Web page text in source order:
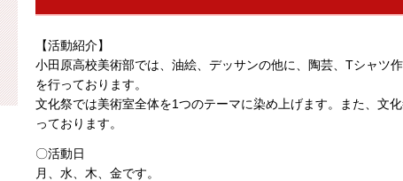
【活動紹介】
小田原高校美術部では、油絵、デッサンの他に、陶芸、Tシャツ
を行っております。
文化祭では美術室全体を1つのテーマに染め上げます。また、文
っております。
〇活動日
月、水、木、金です。